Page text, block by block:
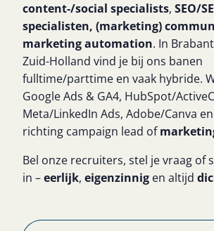
content-/social specialists, SEO/
specialisten, (marketing)
marketing automation. In
Zuid-Holland vind je bij ons banen
fulltime/parttime en vaak hybride.
Google Ads & GA4, HubSpot/
Meta/LinkedIn Ads, Adobe/Canva
richting campaign lead of
Bel onze recruiters, stel je vraag of
in –eerlijk, eigenzinnig en altijd